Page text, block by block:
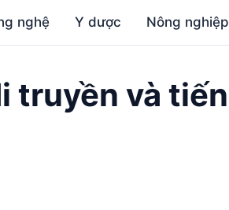
nghệ Y dược Nông nghiệp
truyền và tiến